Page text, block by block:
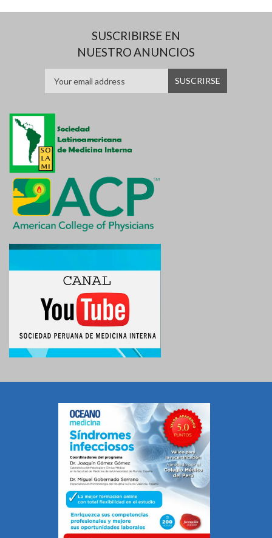
SUSCRIBIRSE EN
NUESTRO ANUNCIOS